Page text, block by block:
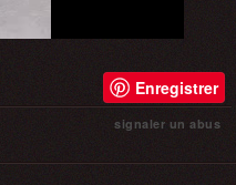
Enregistrer
signaler un abus